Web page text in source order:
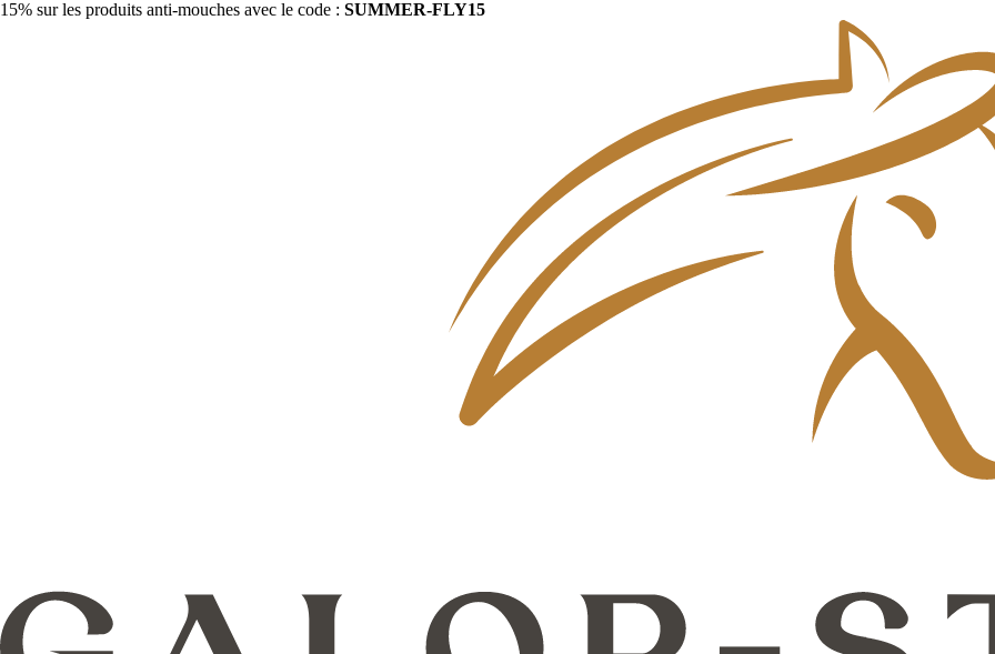
15% sur les produits anti-mouches avec le code : SUMMER-FLY15